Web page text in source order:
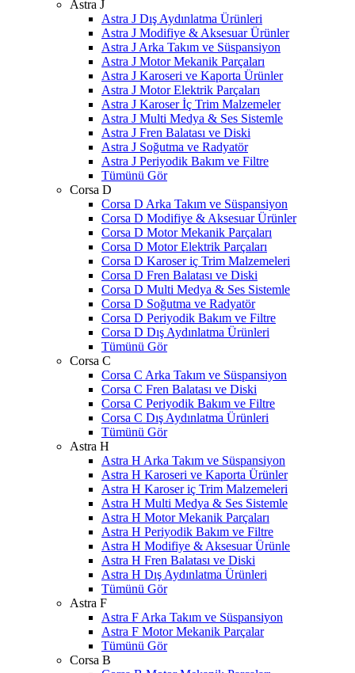
Astra J
Astra J Dış Aydınlatma Ürünleri
Astra J Modifiye & Aksesuar Ürünler
Astra J Arka Takım ve Süspansiyon
Astra J Motor Mekanik Parçaları
Astra J Karoseri ve Kaporta Ürünler
Astra J Motor Elektrik Parçaları
Astra J Karoser İç Trim Malzemeler
Astra J Multi Medya & Ses Sistemle
Astra J Fren Balatası ve Diski
Astra J Soğutma ve Radyatör
Astra J Periyodik Bakım ve Filtre
Tümünü Gör
Corsa D
Corsa D Arka Takım ve Süspansiyon
Corsa D Modifiye & Aksesuar Ürünler
Corsa D Motor Mekanik Parçaları
Corsa D Motor Elektrik Parçaları
Corsa D Karoser iç Trim Malzemeleri
Corsa D Fren Balatası ve Diski
Corsa D Multi Medya & Ses Sistemle
Corsa D Soğutma ve Radyatör
Corsa D Periyodik Bakım ve Filtre
Corsa D Dış Aydınlatma Ürünleri
Tümünü Gör
Corsa C
Corsa C Arka Takım ve Süspansiyon
Corsa C Fren Balatası ve Diski
Corsa C Periyodik Bakım ve Filtre
Corsa C Dış Aydınlatma Ürünleri
Tümünü Gör
Astra H
Astra H Arka Takım ve Süspansiyon
Astra H Karoseri ve Kaporta Ürünler
Astra H Karoser iç Trim Malzemeleri
Astra H Multi Medya & Ses Sistemle
Astra H Motor Mekanik Parçaları
Astra H Periyodik Bakım ve Filtre
Astra H Modifiye & Aksesuar Ürünle
Astra H Fren Balatası ve Diski
Astra H Dış Aydınlatma Ürünleri
Tümünü Gör
Astra F
Astra F Arka Takım ve Süspansiyon
Astra F Motor Mekanik Parçalar
Tümünü Gör
Corsa B